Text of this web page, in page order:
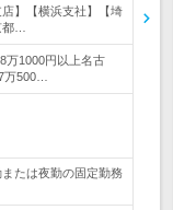
】【横浜支社】【埼
…
万1000円以上名古
万500…
たは夜勤の固定勤務